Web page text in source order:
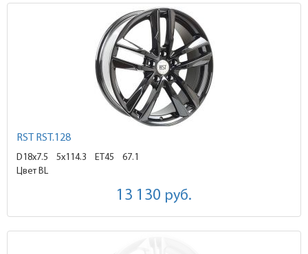
RST RST.128
D18x7.5 5x114.3 ET45
67.1
Цвет BL
13 130 руб.